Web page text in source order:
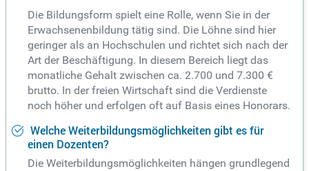
Die Bildungsform spielt eine Rolle, wenn Sie in der
Erwachsenenbildung tätig sind. Die Löhne sind hier
geringer als an Hochschulen und richtet sich nach der
Art der Beschäftigung. In diesem Bereich liegt das
monatliche Gehalt zwischen ca. 2.700 und 7.300 €
brutto. In der freien Wirtschaft sind die Verdienste
noch höher und erfolgen oft auf Basis eines Honorars.
Welche Weiterbildungsmöglichkeiten gibt es für
einen Dozenten?
Die Weiterbildungsmöglichkeiten hängen grundlegend